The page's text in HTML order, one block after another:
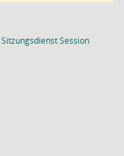
SitzungsdienstSession(Wird in